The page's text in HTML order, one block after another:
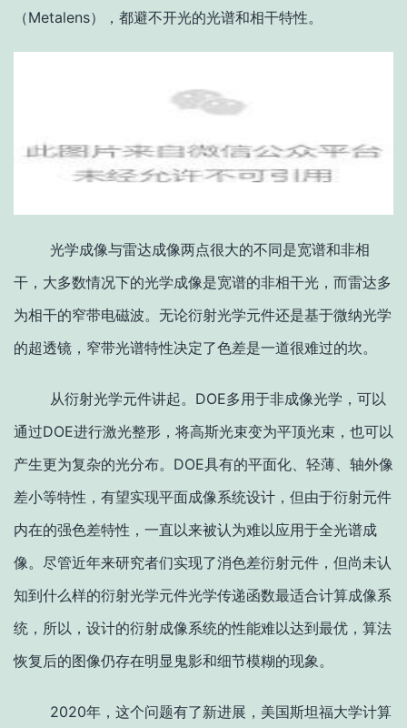
（Metalens），都避不开光的光谱和相干特性。
光学成像与雷达成像两点很大的不同是宽谱和非相
干，大多数情况下的光学成像是宽谱的非相干光，而雷达多
为相干的窄带电磁波。无论衍射光学元件还是基于微纳光学
的超透镜，窄带光谱特性决定了色差是一道很难过的坎。
从衍射光学元件讲起。DOE多用于非成像光学，可以
通过DOE进行激光整形，将高斯光束变为平顶光束，也可以
产生更为复杂的光分布。DOE具有的平面化、轻薄、轴外像
差小等特性，有望实现平面成像系统设计，但由于衍射元件
内在的强色差特性，一直以来被认为难以应用于全光谱成
像。尽管近年来研究者们实现了消色差衍射元件，但尚未认
知到什么样的衍射光学元件光学传递函数最适合计算成像系
统，所以，设计的衍射成像系统的性能难以达到最优，算法
恢复后的图像仍存在明显鬼影和细节模糊的现象。
2020年，这个问题有了新进展，美国斯坦福大学计算